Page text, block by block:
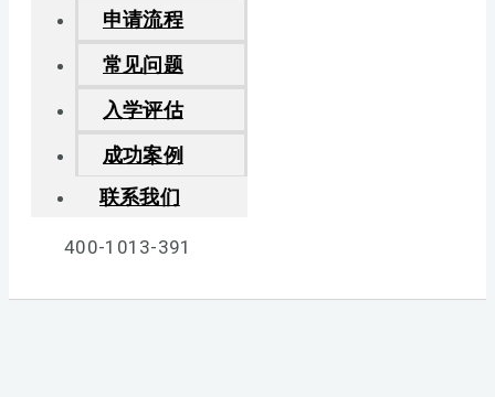
申请流程
常见问题
入学评估
成功案例
联系我们
400-1013-391